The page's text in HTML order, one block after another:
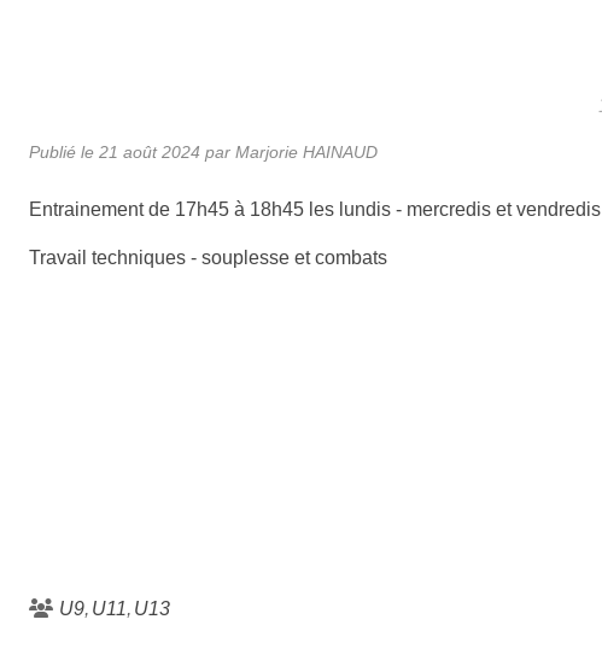
Publié le 21 août 2024 par Marjorie HAINAUD
Entrainement de 17h45 à 18h45 les lundis - mercredis et vendredis
Travail techniques - souplesse et combats
U9 U11 U13